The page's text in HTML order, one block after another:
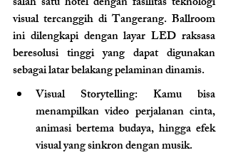
visual tercanggih di Tangerang. Ballroom
ini dilengkapi dengan layar LED raksasa
beresolusi tinggi yang dapat digunakan
sebagai latar belakang pelaminan dinamis.
Visual Storytelling: Kamu bisa
menampilkan video perjalanan cinta,
animasi bertema budaya, hingga efek
visual yang sinkron dengan musik.